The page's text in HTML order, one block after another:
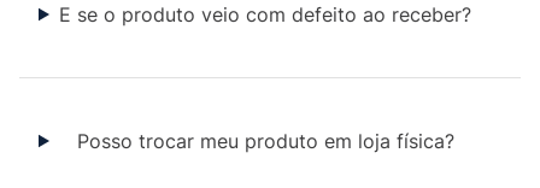
E se o produto veio com defeito ao receber?
Posso trocar meu produto em loja física?